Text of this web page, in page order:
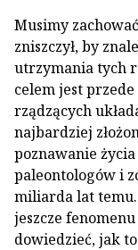
Musimy
zniszczył, by
utrzymania tych
celem jest
rządzących
najbardziej
poznawanie
paleontologów i
miliarda lat
jeszcze
dowiedzieć, jak